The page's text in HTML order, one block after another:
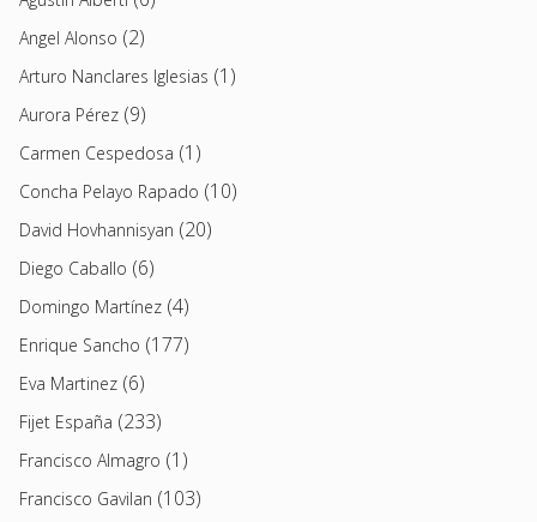
Angel Alonso (2)
Arturo Nanclares Iglesias (1)
Aurora Pérez (9)
Carmen Cespedosa (1)
Concha Pelayo Rapado (10)
David Hovhannisyan (20)
Diego Caballo (6)
Domingo Martínez (4)
Enrique Sancho (177)
Eva Martinez (6)
Fijet España (233)
Francisco Almagro (1)
Francisco Gavilan (103)